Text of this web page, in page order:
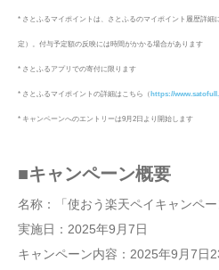
* さとふるマイポイントは、さとふるのマイポイント履歴詳細
定）。付与予定額の反映には時間がかかる場合があります
* さとふるアプリでの寄付に限ります
* さとふるマイポイントの詳細はこちら（ https://
* キャンペーンへのエントリーは9月2日より開始します
■キャンペーン概要
名称：「使おう楽天ペイキャンペー
実施日：2025年9月7日
キャンペーン内容：2025年9月7日